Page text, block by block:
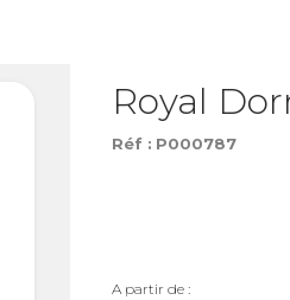
Royal
Réf : P000787
A partir de :